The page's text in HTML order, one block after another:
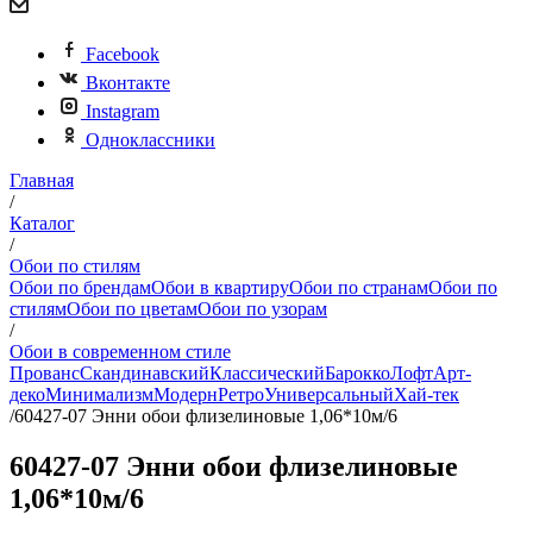
Facebook
Вконтакте
Instagram
Одноклассники
Главная
/
Каталог
/
Обои по стилям
Обои по брендамОбои в квартируОбои по странамОбои по
стилямОбои по цветамОбои по узорам
/
Обои в современном стиле
ПровансСкандинавскийКлассическийБароккоЛофтАрт-
декоМинимализмМодернРетроУниверсальныйХай-тек
/60427-07 Энни обои флизелиновые 1,06*10м/6
60427-07 Энни обои флизелиновые
1,06*10м/6